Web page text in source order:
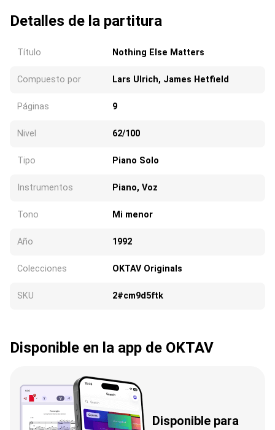
Detalles de la partitura
Título Nothing Else Matters
Compuesto por Lars Ulrich, James Hetfield
Páginas 9
Nivel 62/100
Tipo Piano Solo
Instrumentos Piano, Voz
Tono Mi menor
Año 1992
Colecciones OKTAV Originals
SKU 2#cm9d5ftk
Disponible en la app de OKTAV
Disponible para